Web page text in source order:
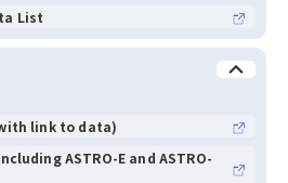
List
link to data)
ASTRO-E and ASTRO-